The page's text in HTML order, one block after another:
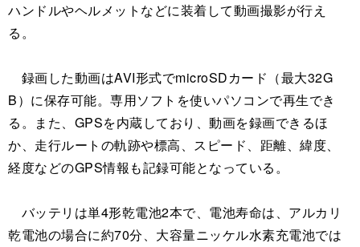
ハンドルやヘルメットなどに装着して動画撮影が行え
る。
録画した動画はAVI形式でmicroSDカード（最大32G
B）に保存可能。専用ソフトを使いパソコンで再生でき
る。また、GPSを内蔵しており、動画を録画できるほ
か、走行ルートの軌跡や標高、スピード、距離、緯度、
経度などのGPS情報も記録可能となっている。
バッテリは単4形乾電池2本で、電池寿命は、アルカリ
乾電池の場合に約70分、大容量ニッケル水素充電池では